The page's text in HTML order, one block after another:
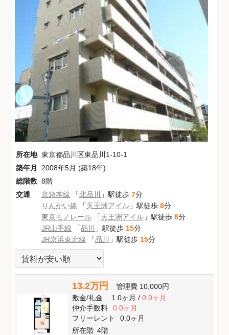
所在地 東京都品川区東品川1-10-1
築年月
2008年5月 (築18年)
総階数 8階
交通
京急本線 「北品川 」駅徒歩 7分
りんかい線 「天王洲アイル 」駅徒歩 8分
東京モノレール 「天王洲アイル 」駅徒歩 8分
JR山手線 「品川 」駅徒歩 15分
JR京浜東北線 「品川 」駅徒歩 15分
13.2万円 管理費 10,000円
敷金/礼金 1.0ヶ月/ 0.0ヶ月
仲介手数料
0.0ヶ月
フリーレント
0.0ヶ月
所在階 4階